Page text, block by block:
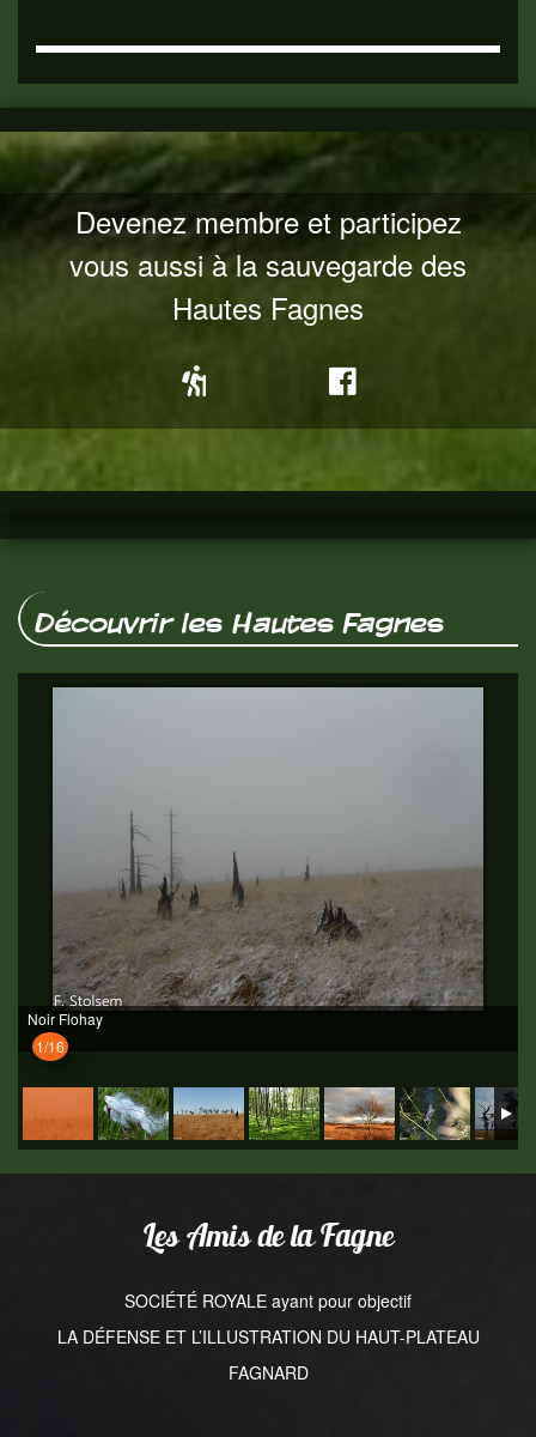
Devenez membre et participez
vous aussi à la sauvegarde des
Hautes Fagnes
Découvrir les Hautes Fagnes
Noir Flohay
1/16
Les Amis de la Fagne
SOCIÉTÉ ROYALE ayant pour objectif
LA DÉFENSE ET L’ILLUSTRATION DU HAUT-PLATEAU
FAGNARD